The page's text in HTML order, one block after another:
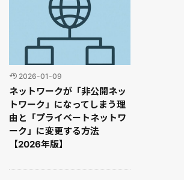
2026-01-09
ネットワークが「非公開ネッ
トワーク」になってしまう理
由と「プライベートネットワ
ーク」に変更する方法
【2026年版】